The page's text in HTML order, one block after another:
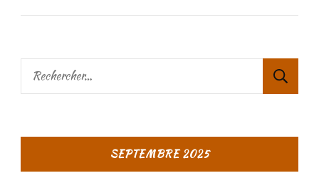
Rechercher :
SEPTEMBRE 2025